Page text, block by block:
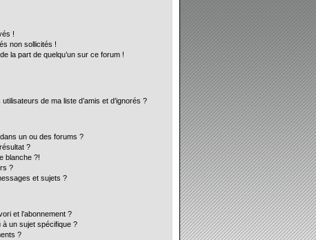
!
non sollicités !
la part de quelqu’un sur ce forum !
de ma liste d’amis et d’ignorés ?
un ou des forums ?
?
blanche ?!
?
et sujets ?
et l’abonnement ?
à un sujet spécifique ?
?